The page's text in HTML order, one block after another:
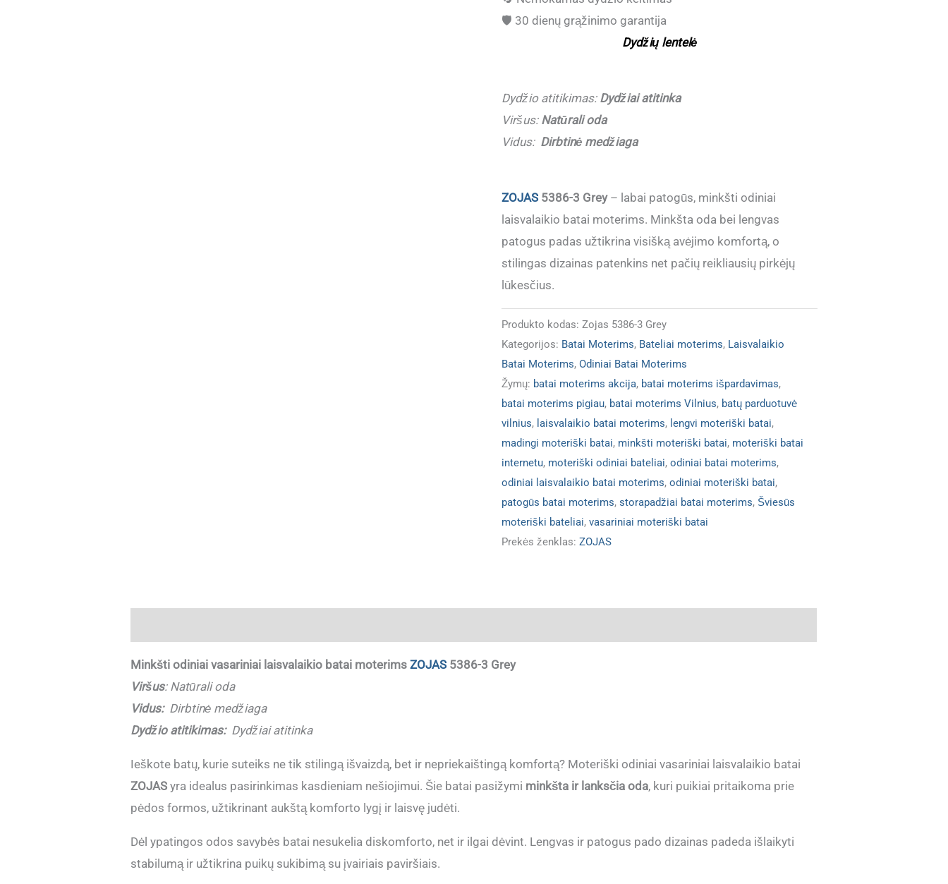
laisvalaikio
batai
5386-
3
Grey
🛡️ 30 dienų grąžinimo garantija
Dydžių lentelė
Dydžio atitikimas: Dydžiai atitinka
Viršus: Natūrali oda
Vidus: Dirbtinė medžiaga
ZOJAS5386-3 Grey– labai patogūs, minkšti odiniai
laisvalaikio batai moterims. Minkšta oda bei lengvas
patogus padas užtikrina visišką avėjimo komfortą, o
stilingas dizainas patenkins net pačių reikliausių pirkėjų
lūkesčius.
Produkto kodas: Zojas 5386-3 Grey
Kategorijos: Batai Moterims, Bateliai moterims, Laisvalaikio
Batai Moterims, Odiniai Batai Moterims
Žymų: batai moterims akcija, batai moterims išpardavimas,
batai moterims pigiau, batai moterims Vilnius, batų parduotuvė
vilnius, laisvalaikio batai moterims, lengvi moteriški batai,
madingi moteriški batai, minkšti moteriški batai, moteriški batai
internetu, moteriški odiniai bateliai, odiniai batai moterims,
odiniai laisvalaikio batai moterims, odiniai moteriški batai,
patogūs batai moterims, storapadžiai batai moterims, Šviesūs
moteriški bateliai, vasariniai moteriški batai
Prekės ženklas: ZOJAS
Minkšti odiniai vasariniai laisvalaikio batai moterimsZOJAS5386-3 Grey
Viršus: Natūrali oda
Vidus:Dirbtinė medžiaga
Dydžio atitikimas:Dydžiai atitinka
Ieškote batų, kurie suteiks ne tik stilingą išvaizdą, bet ir nepriekaištingą komfortą? Moteriški odiniai vasariniai laisvalaikio batai
ZOJAS yra idealus pasirinkimas kasdieniam nešiojimui. Šie batai pasižymi minkšta ir lanksčia oda, kuri puikiai pritaikoma prie
pėdos formos, užtikrinant aukštą komforto lygį ir laisvę judėti.
Dėl ypatingos odos savybės batai nesukelia diskomforto, net ir ilgai dėvint. Lengvas ir patogus pado dizainas padeda išlaikyti
stabilumą ir užtikrina puikų sukibimą su įvairiais paviršiais.